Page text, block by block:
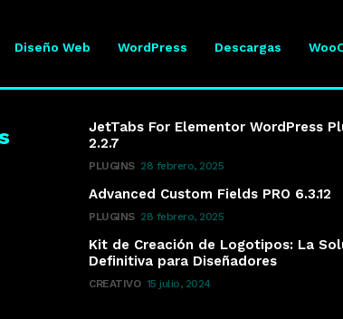
Diseño Web WordPress Descargas
JetTabs For Elementor WordPress
2.2.7
PLUGINS 28 febrero, 2025
Advanced Custom Fields PRO 6.3.12
PLUGINS 28 febrero, 2025
Kit de Creación de Logotipos: La
Definitiva para Diseñadores
CREATIVO 15 julio, 2024